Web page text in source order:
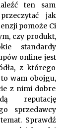
obróbki
narzędzi i
zwrotnych
system
przyswajać
ten sam
jak
pomoże Ci
czy produkt,
standardy
online jest
z którego
wam obojgu,
z nimi dobre
reputację
sprzedawcy
Sprawdź